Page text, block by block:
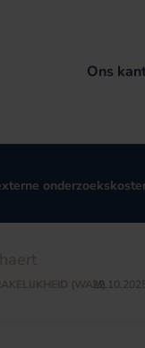
Ons
(WAM)
/